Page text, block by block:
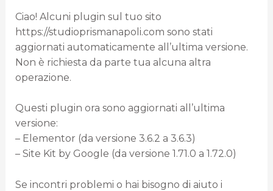
Ciao! Alcuni plugin sul tuo sito
https://studioprismanapoli.com sono stati
aggiornati automaticamente all’ultima versione.
Non è richiesta da parte tua alcuna altra
operazione.
Questi plugin ora sono aggiornati all’ultima
versione:
– Elementor (da versione 3.6.2 a 3.6.3)
– Site Kit by Google (da versione 1.71.0 a 1.72.0)
Se incontri problemi o hai bisogno di aiuto i